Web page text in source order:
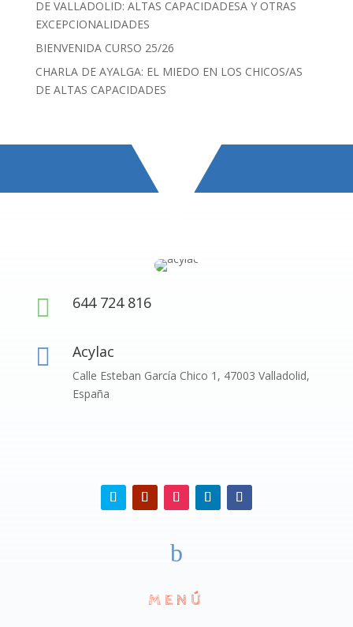
DE VALLADOLID: ALTAS CAPACIDADESA Y OTRAS
EXCEPCIONALIDADES
BIENVENIDA CURSO 25/26
CHARLA DE AYALGA: EL MIEDO EN LOS CHICOS/AS
DE ALTAS CAPACIDADES
 644 724 816
 Acylac
Calle Esteban García Chico 1, 47003 Valladolid,
España
b
MENÚ